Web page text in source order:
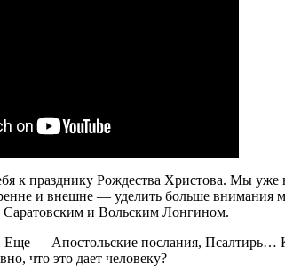
к празднику Рождества Христова. Мы
и внешне ― уделить больше
и Вольским Лонгином.
― Апостольские послания, Псалтирь…
что это дает человеку?